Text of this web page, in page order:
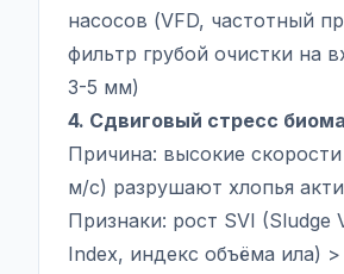
насосов (VFD, частотный
фильтр грубой очистки на
3-5 мм)
4. Сдвиговый стресс
Причина: высокие
м/с) разрушают хлопья
Признаки: рост SVI (Sludge
Index, индекс объёма ила) >